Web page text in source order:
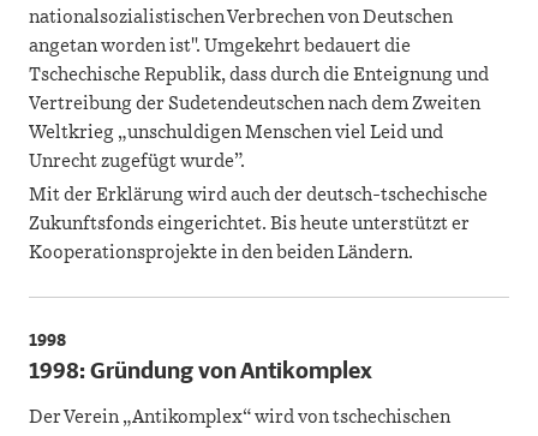
nationalsozialistischen Verbrechen von Deutschen
angetan worden ist". Umgekehrt bedauert die
Tschechische Republik, dass durch die Enteignung und
Vertreibung der Sudetendeutschen nach dem Zweiten
Weltkrieg „unschuldigen Menschen viel Leid und
Unrecht zugefügt wurde”.
Mit der Erklärung wird auch der deutsch-tschechische
Zukunftsfonds eingerichtet. Bis heute unterstützt er
Kooperationsprojekte in den beiden Ländern.
1998
1998: Gründung von Antikomplex
Der Verein „Antikomplex“ wird von tschechischen